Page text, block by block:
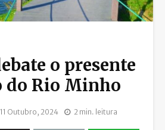
o presente
do Rio Minho
11 Outubro, 2024 2 min. leitura